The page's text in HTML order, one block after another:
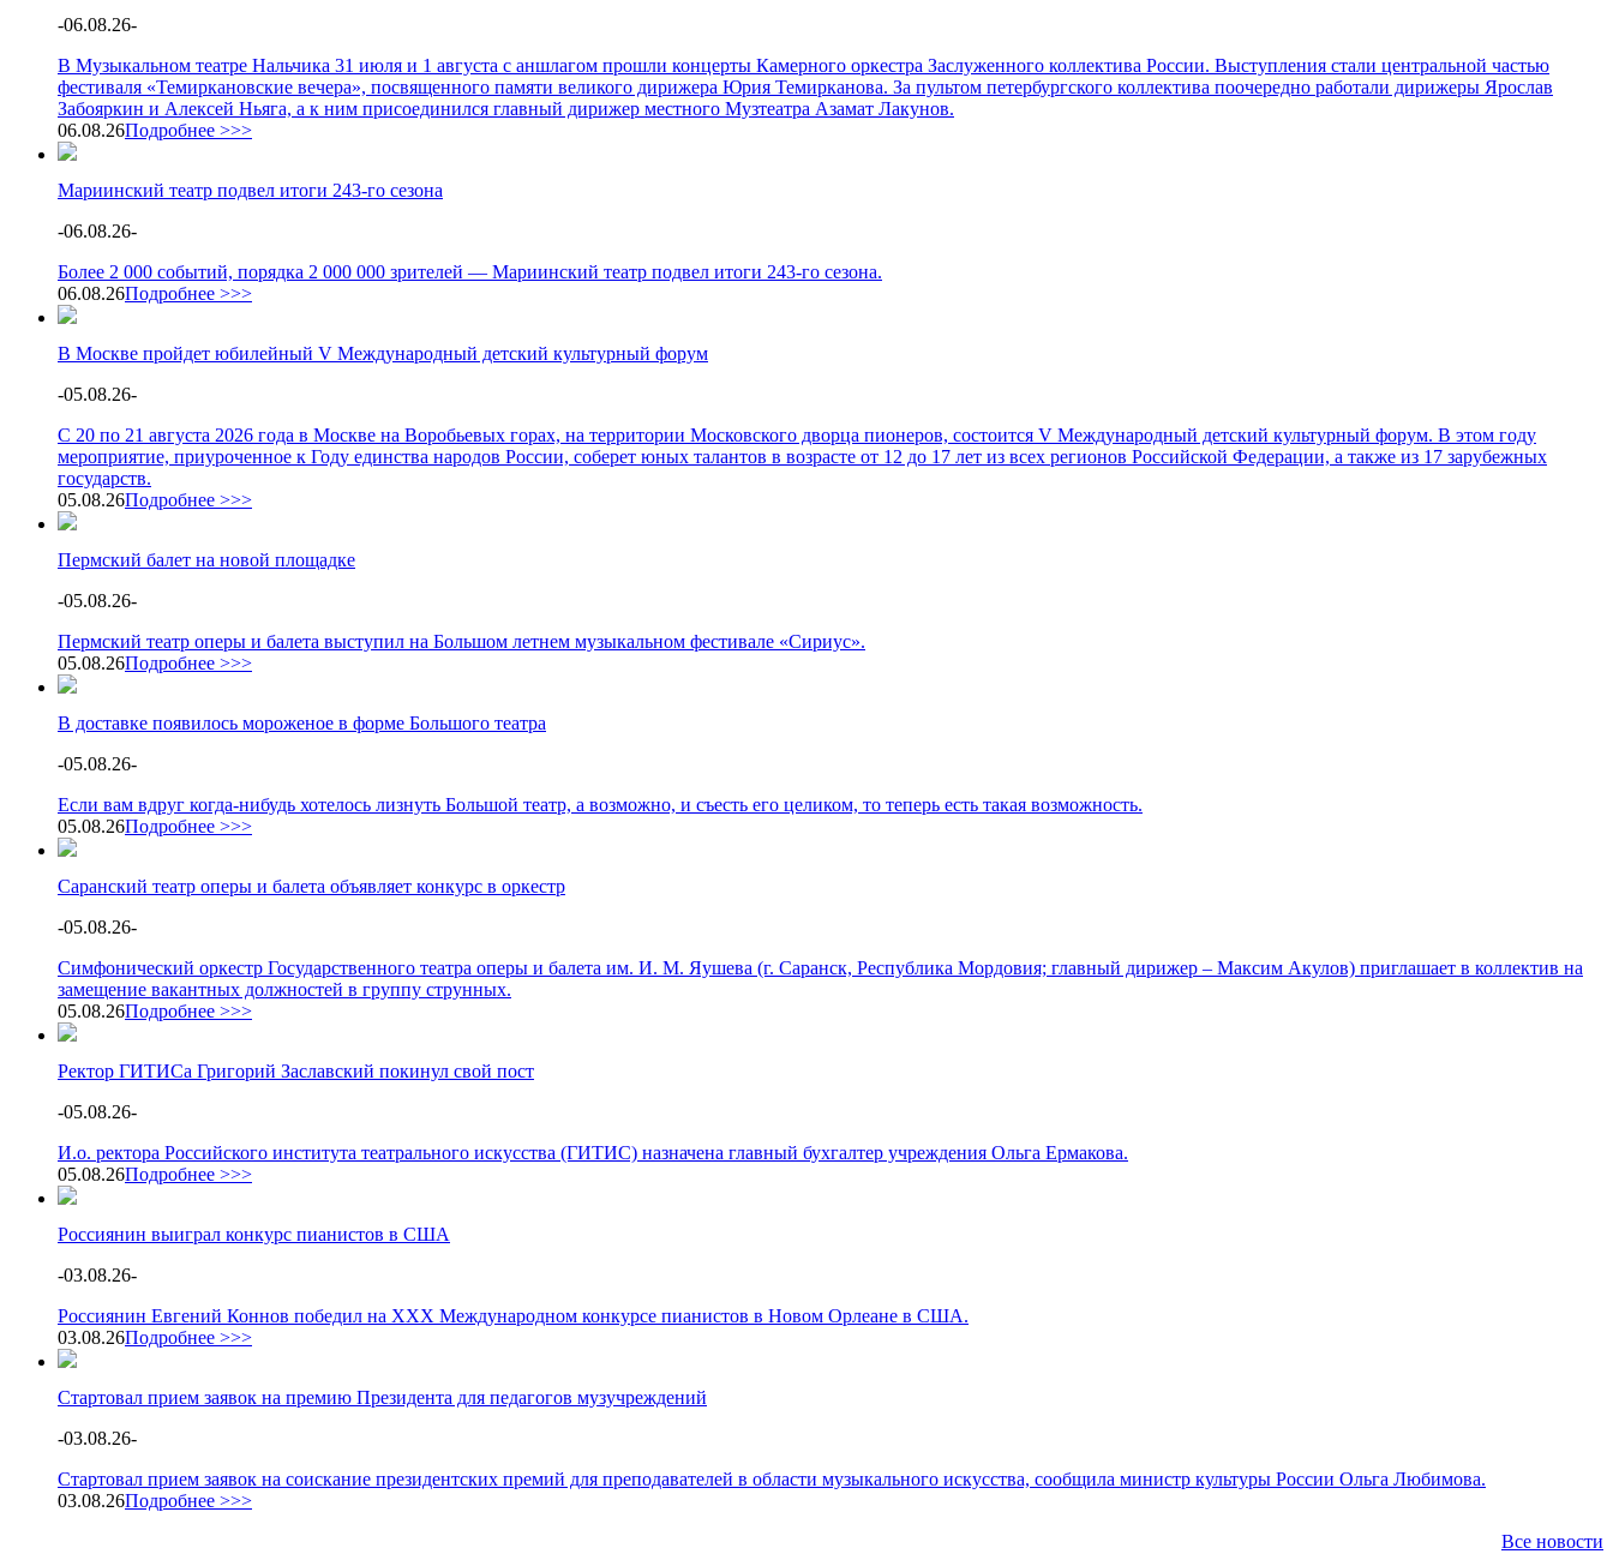
-06.08.26-
В Музыкальном театре Нальчика 31 июля и 1 августа с аншлагом прошли концерты Камерного оркестра Заслуженного коллектива России. Выступления стали центральной частью
фестиваля «Темиркановские вечера», посвященного памяти великого дирижера Юрия Темирканова. За пультом петербургского коллектива поочередно работали дирижеры Ярослав
Забояркин и Алексей Ньяга, а к ним присоединился главный дирижер местного Музтеатра Азамат Лакунов.
06.08.26Подробнее >>>
Мариинский театр подвел итоги 243-го сезона
-06.08.26-
Более 2 000 событий, порядка 2 000 000 зрителей — Мариинский театр подвел итоги 243-го сезона.
06.08.26Подробнее >>>
В Москве пройдет юбилейный V Международный детский культурный форум
-05.08.26-
С 20 по 21 августа 2026 года в Москве на Воробьевых горах, на территории Московского дворца пионеров, состоится V Международный детский культурный форум. В этом году
мероприятие, приуроченное к Году единства народов России, соберет юных талантов в возрасте от 12 до 17 лет из всех регионов Российской Федерации, а также из 17 зарубежных
государств.
05.08.26Подробнее >>>
Пермский балет на новой площадке
-05.08.26-
Пермский театр оперы и балета выступил на Большом летнем музыкальном фестивале «Сириус».
05.08.26Подробнее >>>
В доставке появилось мороженое в форме Большого театра
-05.08.26-
Если вам вдруг когда-нибудь хотелось лизнуть Большой театр, а возможно, и съесть его целиком, то теперь есть такая возможность.
05.08.26Подробнее >>>
Саранский театр оперы и балета объявляет конкурс в оркестр
-05.08.26-
Симфонический оркестр Государственного театра оперы и балета им. И. М. Яушева (г. Саранск, Республика Мордовия; главный дирижер – Максим Акулов) приглашает в коллектив на
замещение вакантных должностей в группу струнных.
05.08.26Подробнее >>>
Ректор ГИТИСа Григорий Заславский покинул свой пост
-05.08.26-
И.о. ректора Российского института театрального искусства (ГИТИС) назначена главный бухгалтер учреждения Ольга Ермакова.
05.08.26Подробнее >>>
Россиянин выиграл конкурс пианистов в США
-03.08.26-
Россиянин Евгений Коннов победил на XXX Международном конкурсе пианистов в Новом Орлеане в США.
03.08.26Подробнее >>>
Стартовал прием заявок на премию Президента для педагогов музучреждений
-03.08.26-
Стартовал прием заявок на соискание президентских премий для преподавателей в области музыкального искусства, сообщила министр культуры России Ольга Любимова.
03.08.26Подробнее >>>
Все новости